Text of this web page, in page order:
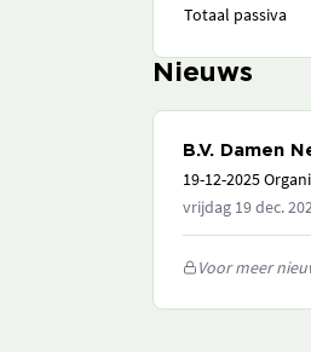
Totaal passiva
Nieuws
B.V. Damen
19-12-2025
vrijdag 19 dec.
Voor meer